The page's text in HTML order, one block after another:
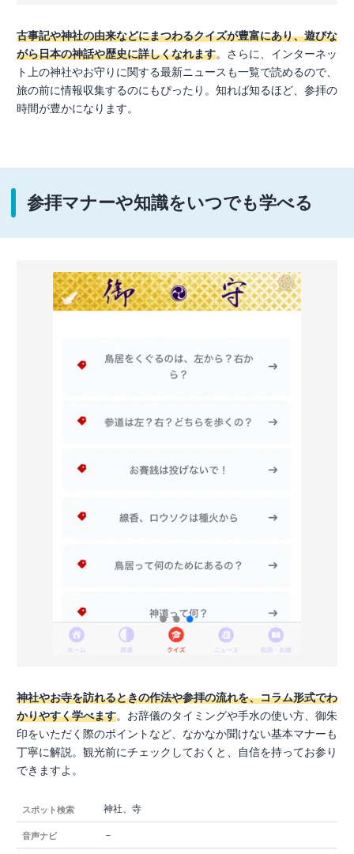
古事記や神社の由来などにまつわるクイズが豊富にあり、遊びな
がら日本の神話や歴史に詳しくなれます。さらに、インターネッ
ト上の神社やお守りに関する最新ニュースも一覧で読めるので、
旅の前に情報収集するのにもぴったり。知れば知るほど、参拝の
時間が豊かになります。
参拝マナーや知識をいつでも学べる
神社やお寺を訪れるときの作法や参拝の流れを、コラム形式でわ
かりやすく学べます。お辞儀のタイミングや手水の使い方、御朱
印をいただく際のポイントなど、なかなか聞けない基本マナーも
丁寧に解説。観光前にチェックしておくと、自信を持ってお参り
できますよ。
スポット検索 神社、寺
音声ナビ －